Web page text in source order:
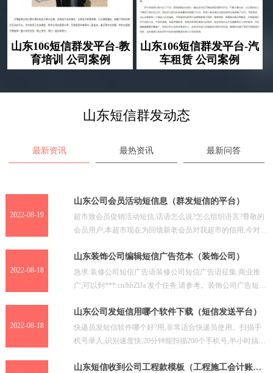
山东106短信群发平台-教
育培训 公司案例
山东106短信群发平台-汽
车租赁 公司案例
山东短信群发动态
最新资讯 最热资讯 最新问答
2022-08-19
山东公司会员活动短信息（群发短信的平台）
超市致会员促销活动短信,话语怎么说?怎么组织语言?尊敬的
会员用户,本超市现在为回馈新老会员对我超市的信用,今对一
2022-08-18
山东装饰公司编辑短信广告范本（装饰公司）
急求:装修公司短信广告语装修公司短信广告语征集:商业推
广,可以到***.cn/hbZlJa 发个任务,请参考。装饰公司广告短信
2022-08-18
山东公司发短信用哪个软件下载（短信发送平台）
快递员发短信软件哪个好?用,非常适合快递员使用。扫描手
机号录入,识别速度快,20分钟能扫描200个手机号,半小时搞
山东短信收到公司工程款模板（工程施工会计账务